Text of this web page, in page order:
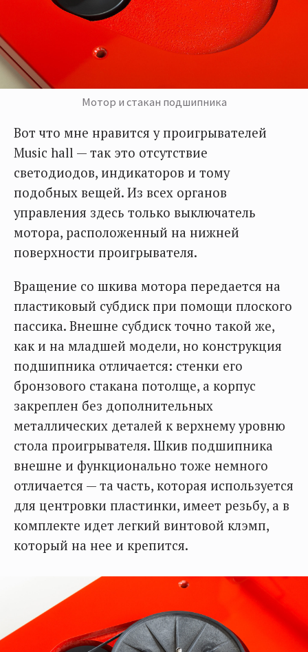
Мотор и стакан подшипника
Вот что мне нравится у проигрывателей
Music hall — так это отсутствие
светодиодов, индикаторов и тому
подобных вещей. Из всех органов
управления здесь только выключатель
мотора, расположенный на нижней
поверхности проигрывателя.
Вращение со шкива мотора передается на
пластиковый субдиск при помощи плоского
пассика. Внешне субдиск точно такой же,
как и на младшей модели, но конструкция
подшипника отличается: стенки его
бронзового стакана потолще, а корпус
закреплен без дополнительных
металлических деталей к верхнему уровню
стола проигрывателя. Шкив подшипника
внешне и функционально тоже немного
отличается — та часть, которая используется
для центровки пластинки, имеет резьбу, а в
комплекте идет легкий винтовой клэмп,
который на нее и крепится.